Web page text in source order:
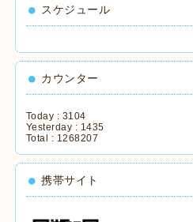
スケジュール
カウンター
Today : 3104
Yesterday : 1435
Total : 1268207
携帯サイト